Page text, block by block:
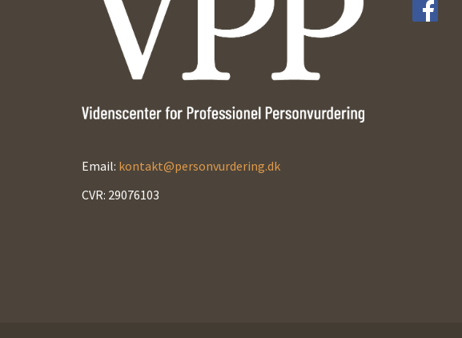
Email: kontakt@personvurdering.dk
CVR: 29076103